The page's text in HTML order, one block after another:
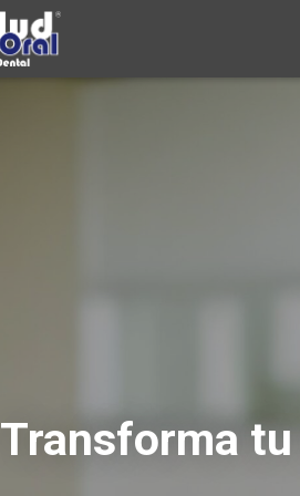
Transforma